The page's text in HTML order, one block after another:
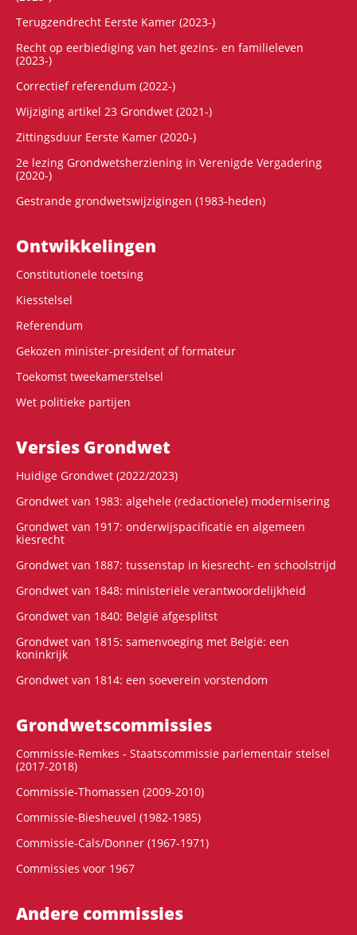
Terugzendrecht Eerste Kamer (2023-)
Recht op eerbiediging van het gezins- en familieleven
(2023-)
Correctief referendum (2022-)
Wijziging artikel 23 Grondwet (2021-)
Zittingsduur Eerste Kamer (2020-)
2e lezing Grondwetsherziening in Verenigde Vergadering
(2020-)
Gestrande grondwetswijzigingen (1983-heden)
Ontwikke­lingen
Constitutionele toetsing
Kiesstelsel
Referendum
Gekozen minister-president of formateur
Toekomst tweekamerstelsel
Wet politieke partijen
Versies Grondwet
Huidige Grondwet (2022/2023)
Grondwet van 1983: algehele (redactionele) modernisering
Grondwet van 1917: onderwijspacificatie en algemeen
kiesrecht
Grondwet van 1887: tussenstap in kiesrecht- en schoolstrijd
Grondwet van 1848: ministeriële verantwoordelijkheid
Grondwet van 1840: België afgesplitst
Grondwet van 1815: samenvoeging met België: een
koninkrijk
Grondwet van 1814: een soeverein vorstendom
Grondwets­commissies
Commissie-Remkes - Staatscommissie parlementair stelsel
(2017-2018)
Commissie-Thomassen (2009-2010)
Commissie-Biesheuvel (1982-1985)
Commissie-Cals/Donner (1967-1971)
Commissies voor 1967
Andere commissies